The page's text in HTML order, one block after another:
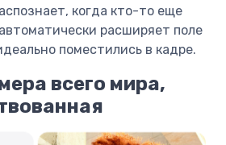
когда кто-то еще
расширяет поле
поместились в кадре.
всего мира,